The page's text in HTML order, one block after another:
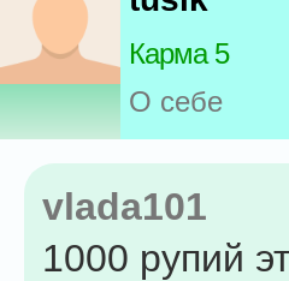
Карма 5
О себе
vlada101
1000 рупий